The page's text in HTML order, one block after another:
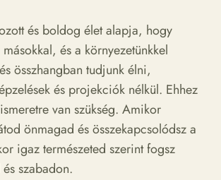
és boldog élet alapja, hogy
és a környezetünkkel
összhangban tudjunk élni,
és projekciók nélkül. Ehhez
van szükség. Amikor
önmagad és összekapcsolódsz a
igaz természeted szerint fogsz
szabadon.